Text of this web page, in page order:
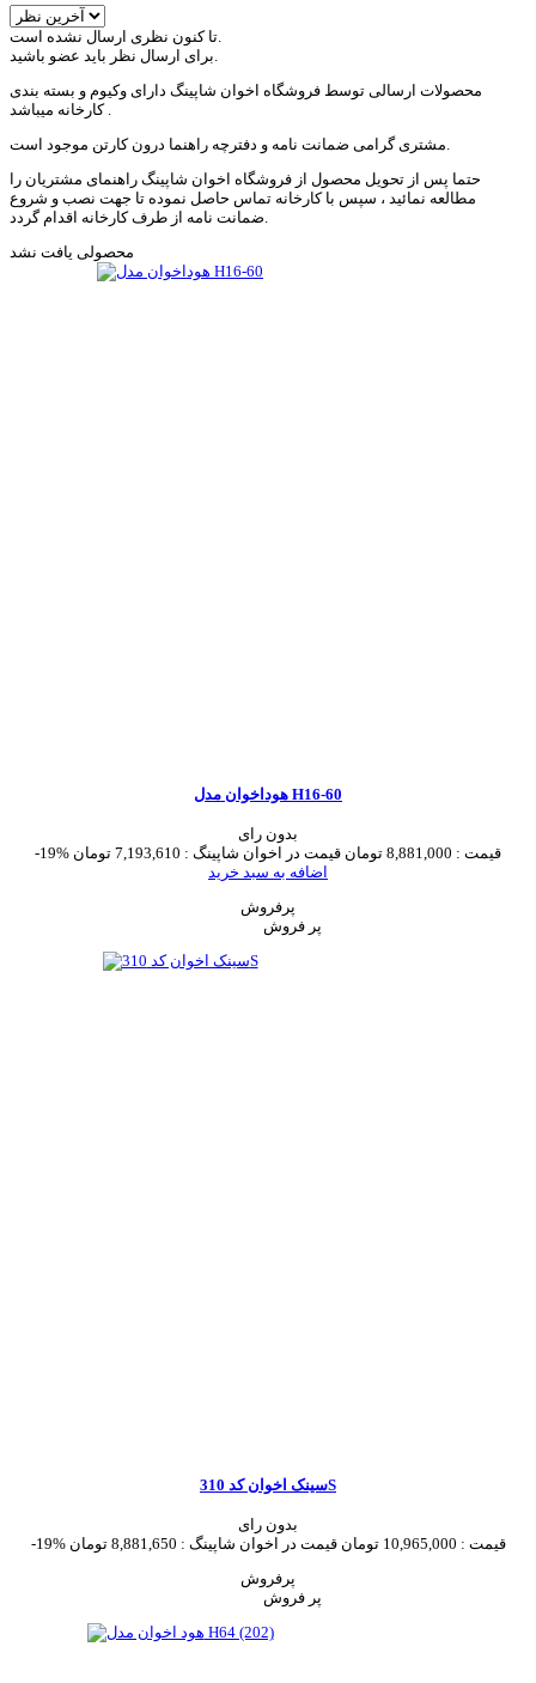
محصولات ارسالی توسط فروشگاه اخوان شاپینگ دارای وکیوم و بسته بندی
کارخانه میباشد .
حتما پس از تحویل محصول از فروشگاه اخوان شاپینگ راهنمای مشتریان را
مطالعه نمائید ، سپس با کارخانه تماس حاصل نموده تا جهت نصب و شروع
محصولی یافت نشد
هوداخوان مدل H16-60
بدون رای
-19%
قیمت : 8,881,000 تومان قیمت در اخوان شاپینگ : 7,193,610 تومان
اضافه به سبد خرید
پرفروش
سینک اخوان کد 310S
بدون رای
-19%
قیمت : 10,965,000 تومان قیمت در اخوان شاپینگ : 8,881,650 تومان
پرفروش